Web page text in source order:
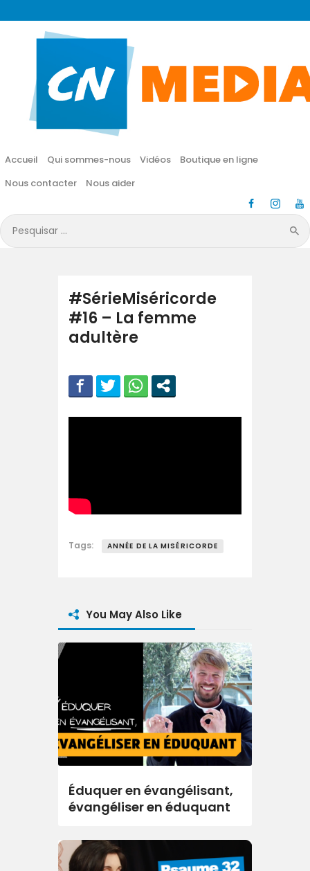
Accueil Qui sommes-nous Vidéos
Boutique en ligne
Nous contacter
Nous aider
Pesquisar
por:
CN MÉDIA
Une vie nouvelle en JESUS !
Accueil
Vidéos
Boutique en ligne
Nous aider
#SérieMiséricorde
#16 – La femme
adultère
Tags: ANNÉE DE LA MISÉRICORDE
You May Also Like
Éduquer en évangélisant,
évangéliser en éduquant